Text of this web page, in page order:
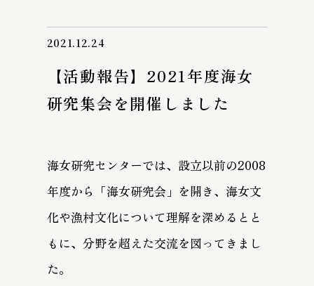
2021.12.24
【活動報告】2021年度海女
研究集会を開催しました
海女研究センターでは、設立以前の2008
年度から「海女研究会」を開き、海女文
化や漁村文化について理解を深めるとと
もに、分野を超えた交流を図ってきまし
た。